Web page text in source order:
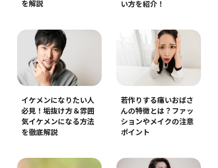
を解説
い方を紹介！
イケメンになりたい人
必見！垢抜け方＆雰囲
気イケメンになる方法
を徹底解説
若作りする痛いおばさ
んの特徴とは？ファッ
ションやメイクの注意
ポイント